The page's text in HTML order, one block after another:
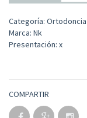
Categoría: Ortodoncia
Marca: Nk
Presentación: x
COMPARTIR